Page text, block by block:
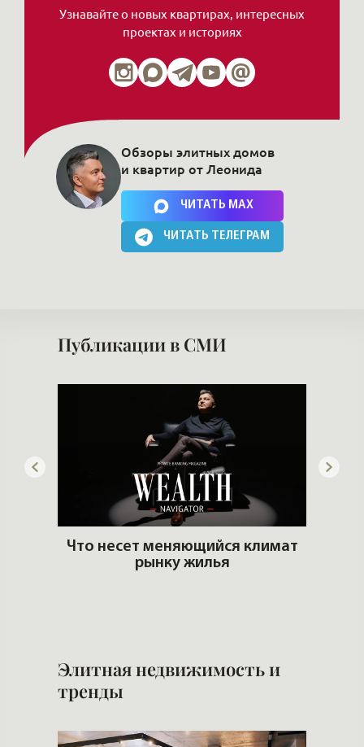
Узнавайте о новых квартирах, интересных
проектах и историях
Нажимая на кнопку, Вы соглашаетесь c политикой сайта
Обзоры элитных домов
и квартир от Леонида
ЧИТАТЬ MAX
ЧИТАТЬ ТЕЛЕГРАМ
Публикации в СМИ
Что несет меняющийся климат
рынку жилья
Элитная недвижимость и
тренды